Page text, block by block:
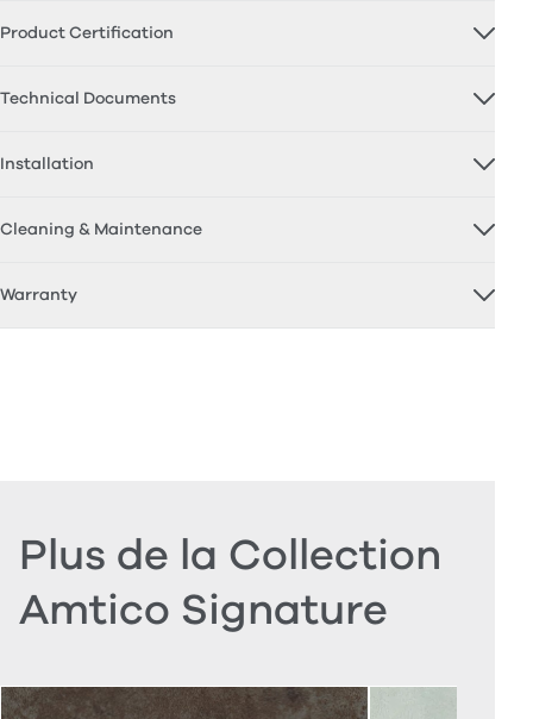
Product Certification
Technical Documents
Installation
Cleaning & Maintenance
Warranty
Plus de la Collection
Amtico Signature